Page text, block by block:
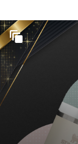
분으로 기사뿐 아니라
A : 대학 재학생 및 졸업
는 분. 기자들을 보조해
∙ 경력 기자 : 머니투데
니투데이 기자와 동일합